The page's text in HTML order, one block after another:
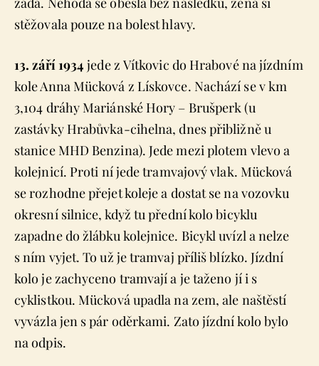
stěžovala pouze na bolest hlavy.
13. září 1934 jede z Vítkovic do Hrabové na jízdním
kole Anna Mücková z Lískovce. Nachází se v km
3,104 dráhy Mariánské Hory – Brušperk (u
zastávky Hrabůvka-cihelna, dnes přibližně u
stanice MHD Benzina). Jede mezi plotem vlevo a
kolejnicí. Proti ní jede tramvajový vlak. Mücková
se rozhodne přejet koleje a dostat se na vozovku
okresní silnice, když tu přední kolo bicyklu
zapadne do žlábku kolejnice. Bicykl uvízl a nelze
s ním vyjet. To už je tramvaj příliš blízko. Jízdní
kolo je zachyceno tramvají a je taženo jí i s
cyklistkou. Mücková upadla na zem, ale naštěstí
vyvázla jen s pár oděrkami. Zato jízdní kolo bylo
na odpis.